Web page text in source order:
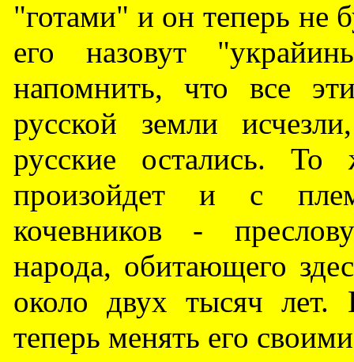
"готами" и он теперь не
его назовут
напомнить, что все
русской земли
русские остались.
произойдет и с
кочевников -
народа, обитающего
около двух тысяч
теперь менять его